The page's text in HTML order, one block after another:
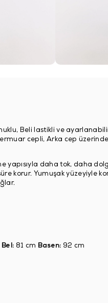
Beli lastikli ve
cepli, Arka cep
yapısıyla daha tok, daha
korur. Yumuşak yüzeyiyle
Bel: 81 cm Basen: 92 cm